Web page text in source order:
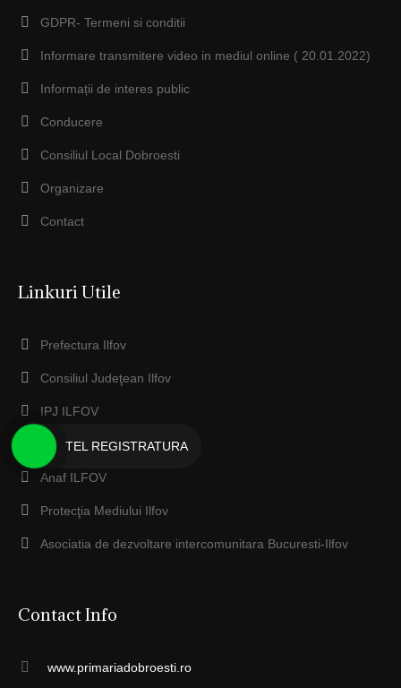
GDPR- Termeni si conditii
Informare transmitere video in mediul online ( 20.01.2022)
Informații de interes public
Conducere
Consiliul Local Dobroesti
Organizare
Contact
Linkuri Utile
Prefectura Ilfov
Consiliul Judeţean Ilfov
IPJ ILFOV
EcoSal Serv Dobroesti
Anaf ILFOV
Protecţia Mediului Ilfov
Asociatia de dezvoltare intercomunitara Bucuresti-Ilfov
Contact Info
www.primariadobroesti.ro
TEL REGISTRATURA